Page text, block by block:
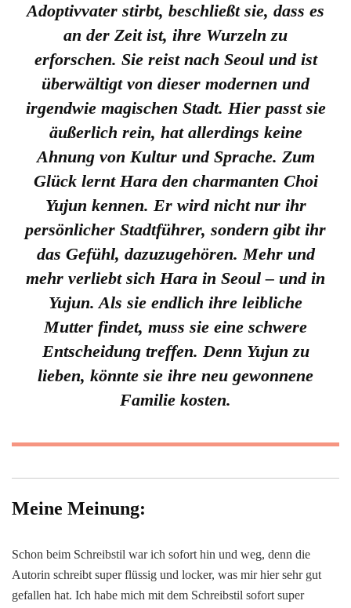
Adoptivvater stirbt, beschließt sie, dass es
an der Zeit ist, ihre Wurzeln zu
erforschen. Sie reist nach Seoul und ist
überwältigt von dieser modernen und
irgendwie magischen Stadt. Hier passt sie
äußerlich rein, hat allerdings keine
Ahnung von Kultur und Sprache. Zum
Glück lernt Hara den charmanten Choi
Yujun kennen. Er wird nicht nur ihr
persönlicher Stadtführer, sondern gibt ihr
das Gefühl, dazuzugehören. Mehr und
mehr verliebt sich Hara in Seoul – und in
Yujun. Als sie endlich ihre leibliche
Mutter findet, muss sie eine schwere
Entscheidung treffen. Denn Yujun zu
lieben, könnte sie ihre neu gewonnene
Familie kosten.
Meine Meinung:
Schon beim Schreibstil war ich sofort hin und weg, denn die
Autorin schreibt super flüssig und locker, was mir hier sehr gut
gefallen hat. Ich habe mich mit dem Schreibstil sofort super